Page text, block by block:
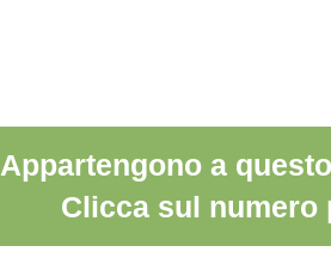
Appartengono a
Clicca sul numero